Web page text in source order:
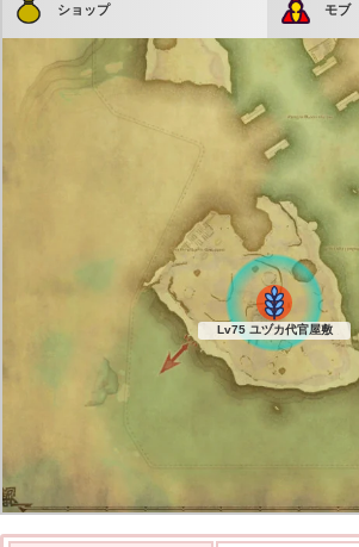
ショップ モブ
発生まで 06:59
Lv75 ユヅカ代官屋敷